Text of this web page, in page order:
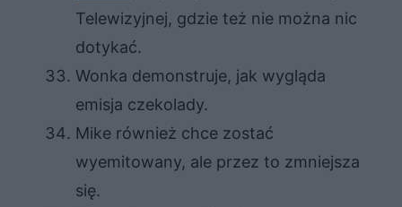
Telewizyjnej, gdzie też nie można nic
dotykać.
Wonka demonstruje, jak wygląda
emisja czekolady.
Mike również chce zostać
wyemitowany, ale przez to zmniejsza
się.